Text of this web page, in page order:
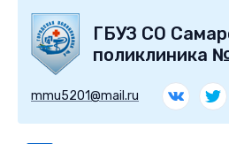
ГБУЗ СО
поликлиника
mmu5201@mail.ru